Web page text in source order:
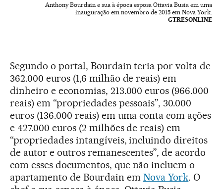
Anthony Bourdain e sua à época esposa Ottavia Busia em uma
inauguração em novembro de 2015 em Nova York.
GTRESONLINE
Segundo o portal, Bourdain teria por volta de
362.000 euros (1,6 milhão de reais) em
dinheiro e economias, 213.000 euros (966.000
reais) em “propriedades pessoais”, 30.000
euros (136.000 reais) em uma conta com ações
e 427.000 euros (2 milhões de reais) em
“propriedades intangíveis, incluindo direitos
de autor e outros remanescentes”, de acordo
com esses documentos, que não incluem o
apartamento de Bourdain em Nova York. O